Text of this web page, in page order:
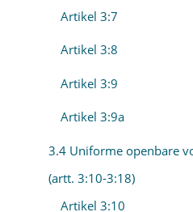
Artikel 3:7
Artikel 3:8
Artikel 3:9
Artikel 3:9a
3.4 Uniforme openbare
(artt. 3:10-3:18)
Artikel 3:10